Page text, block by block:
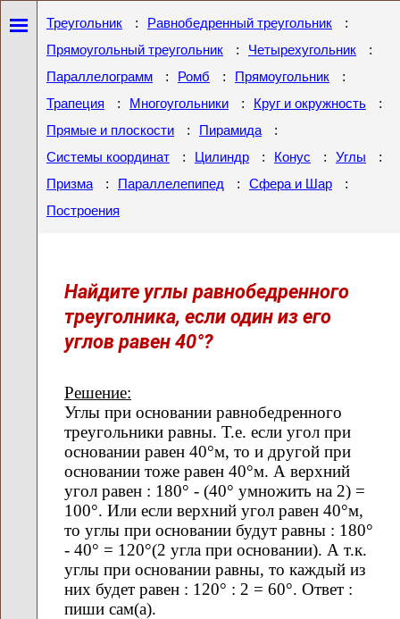
Треугольник : Равнобедренный треугольник :
Прямоугольный треугольник : Четырехугольник :
Параллелограмм : Ромб : Прямоугольник :
Трапеция : Многоугольники : Круг и окружность :
Прямые и плоскости : Пирамида :
Системы координат : Цилиндр : Конус : Углы :
Призма : Параллелепипед : Сфера и Шар :
Построения
Найдите углы равнобедренного
треуголника, если один из его
углов равен 40°?
Решение:
Углы при основании равнобедренного
треугольники равны. Т.е. если угол при
основании равен 40°м, то и другой при
основании тоже равен 40°м. А верхний
угол равен : 180° - (40° умножить на 2) =
100°. Или если верхний угол равен 40°м,
то углы при основании будут равны : 180°
- 40° = 120°(2 угла при основании). А т.к.
углы при основании равны, то каждый из
них будет равен : 120° : 2 = 60°. Ответ :
пиши сам(а).